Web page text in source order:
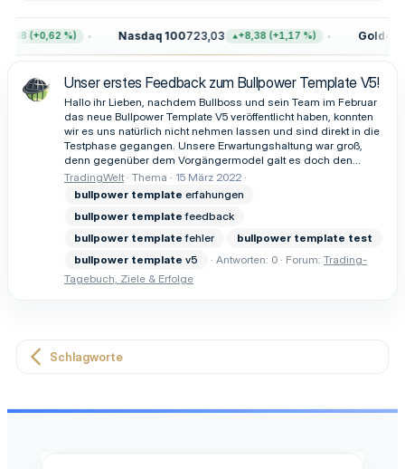
(+0,62 %) Nasdaq 100723,03 +8,38 (+1,17 %) Gold
Unser erstes Feedback zum Bullpower Template V5!
Hallo ihr Lieben, nachdem Bullboss und sein Team im Februar
das neue Bullpower Template V5 veröffentlicht haben, konnten
wir es uns natürlich nicht nehmen lassen und sind direkt in die
Testphase gegangen. Unsere Erwartungshaltung war groß,
denn gegenüber dem Vorgängermodel galt es doch den...
TradingWelt Thema
15 März 2022
bullpower template erfahungen
bullpower template feedback
bullpower template fehler bullpower template test
bullpower template v5 Antworten: 0 Forum: Trading-
Tagebuch, Ziele & Erfolge
Schlagworte